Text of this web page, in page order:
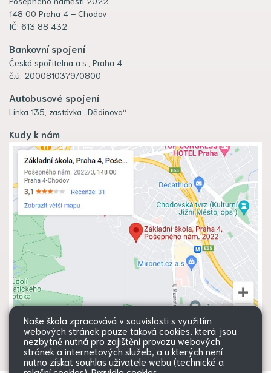
148 00 Praha 4 – Chodov
IČ: 613 88 432
Bankovní spojení
Česká spořitelna a.s., Praha 4
č.ú: 2000810379/0800
Autobusové spojení
Linka 135, zastávka „Dědinova“
Kudy k nám
Naše škola zpracovává v souvislosti s využitím
webových stránek pouze taková cookies, která jsou
nezbytně nutná pro zajištění provozu webových
stránek a internetových služeb, a u kterých není
nutno získat souhlas uživatele webu (technické a